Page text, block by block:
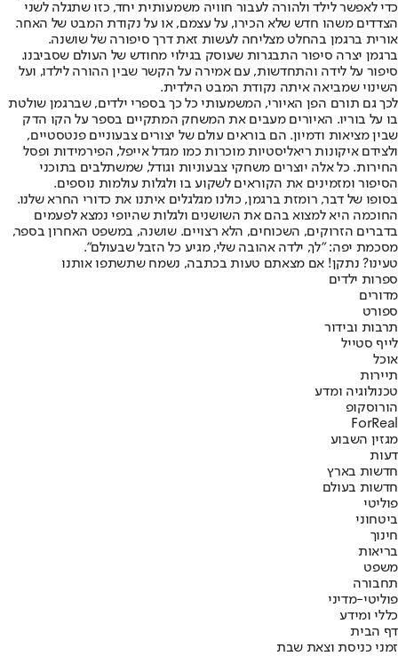
כדי לאפשר לילד ולהורה לעבור חוויה משמעותית יחד, כזו שתגלה לשני
הצדדים משהו חדש שלא הכירו, על עצמם, או על נקודת המבט של האחר.
אורית ברגמן בהחלט מצליחה לעשות זאת דרך סיפורה של שושנה.
ברגמן יצרה סיפור התבגרות שעוסק בגילוי מחודש של העולם שסביבנו.
סיפור על לידה והתחדשות, עם אמירה על הקשר שבין ההורה לילדו, ועל
השינוי שמביאה איתה נקודת המבט הילדית.
לכך גם תורם הפן האיורי, המשמעותי כל כך בספרי ילדים, שברגמן שולטת
בו על בוריו. האיורים מעבים את המשחק המתקיים בספר על הקו הדק
שבין מציאות ודמיון. הם בוראים עולם של יצורים צבעוניים פנטסטיים,
ולצידם איקונות ריאליסטיות מוכרות כמו מגדל אייפל, הפירמידות ופסל
החירות. כל אלה יוצרים משחקי צבעוניות וגודל, שמשתלבים בתוכני
הסיפור ומזמינים את הקוראים לשקוע בו ולגלות עולמות נוספים.
בסופו של דבר, רומזת ברגמן, כולנו מגלגלים איתנו את כדורי החרא שלנו.
החוכמה היא למצוא בהם את השושנים ולגלות שהיופי נמצא לפעמים
בדברים הזרוקים, השכוחים, הלא רצויים. שושנה, במשפט האחרון בספר,
מסכמת יפה: "לך, ילדה אהובה שלי, מגיע כל הזבל שבעולם".
טעינו? נתקן! אם מצאתם טעות בכתבה, נשמח שתשתפו אותנו
ספרות ילדים
מדורים
ספורט
תרבות ובידור
לייף סטייל
אוכל
תיירות
טכנולוגיה ומדע
הורוסקופ
ForReal
מגזין השבוע
דעות
חדשות בארץ
חדשות בעולם
פוליטי
ביטחוני
חינוך
בריאות
משפט
תחבורה
פוליטי-מדיני
כללי ומידע
דף הבית
זמני כניסת וצאת שבת